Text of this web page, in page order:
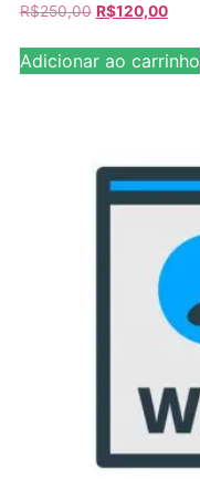
R$250,00 R$120,00
Adicionar ao carrinho